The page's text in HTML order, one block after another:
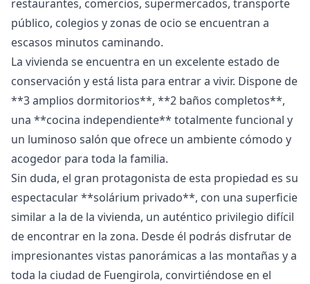
restaurantes, comercios, supermercados, transporte
público, colegios y zonas de ocio se encuentran a
escasos minutos caminando.
La vivienda se encuentra en un excelente estado de
conservación y está lista para entrar a vivir. Dispone de
**3 amplios dormitorios**, **2 baños completos**,
una **cocina independiente** totalmente funcional y
un luminoso salón que ofrece un ambiente cómodo y
acogedor para toda la familia.
Sin duda, el gran protagonista de esta propiedad es su
espectacular **solárium privado**, con una superficie
similar a la de la vivienda, un auténtico privilegio difícil
de encontrar en la zona. Desde él podrás disfrutar de
impresionantes vistas panorámicas a las montañas y a
toda la ciudad de Fuengirola, convirtiéndose en el